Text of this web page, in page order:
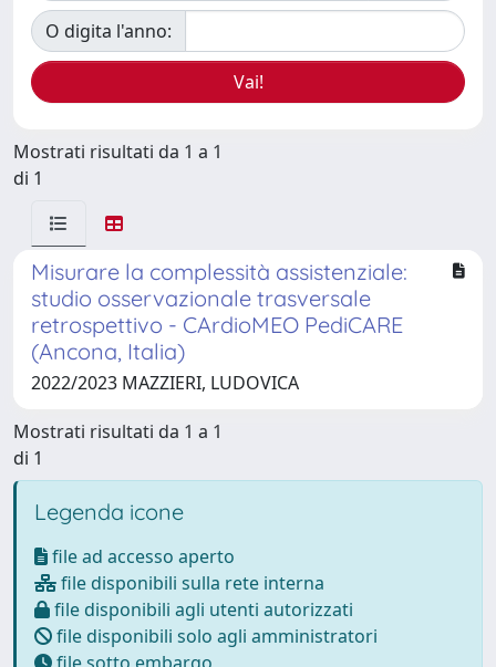
O digita l'anno:
Mostrati risultati da 1 a 1
di 1
Misurare la complessità assistenziale:
studio osservazionale trasversale
retrospettivo - CArdioMEO PediCARE
(Ancona, Italia)
2022/2023 MAZZIERI, LUDOVICA
Mostrati risultati da 1 a 1
di 1
Legenda icone
file ad accesso aperto
file disponibili sulla rete interna
file disponibili agli utenti autorizzati
file disponibili solo agli amministratori